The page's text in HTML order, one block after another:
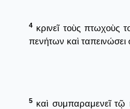
4 κρινεῖ τοὺς πτωχοὺς
πενήτων καὶ
5 καὶ συμπαραμενεῖ τῷ